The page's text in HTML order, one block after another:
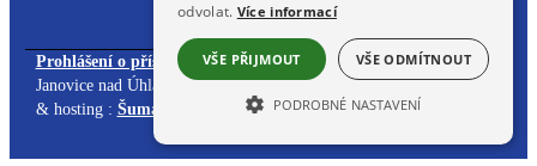
Prohlášení o přístupnosti| Obsah stránek spravuje: Městský úřad
Janovice nad Úhlavou,redakčním systémem DynaWeb. Webdesign
& hosting : ŠumavaNet.CZ
odvolat. Více informací
VŠE PŘIJMOUT VŠE ODMÍTNOUT
PODROBNÉ NASTAVENÍ
NEZBYTNĚ NUTNÉ SOUBORY